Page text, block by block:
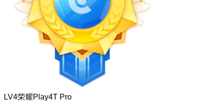
LV4荣耀Play4T Pro